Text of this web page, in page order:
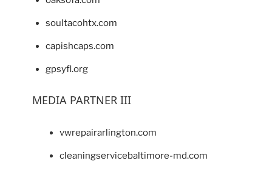
soultacohtx.com
capishcaps.com
gpsyfl.org
MEDIA PARTNER III
vwrepairarlington.com
cleaningservicebaltimore-md.com